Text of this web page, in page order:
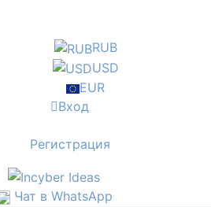
RUB
USD
EUR
Вход
Регистрация
Чат в WhatsApp